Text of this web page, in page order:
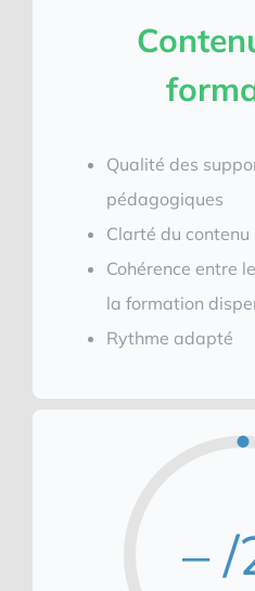
Qualité des
pédagogiques
Clarté du contenu
Cohérence entre
la formation
Rythme adapté
–